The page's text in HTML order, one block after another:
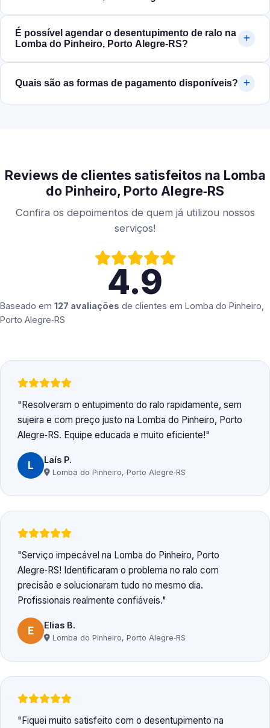
É possível agendar o desentupimento de ralo na
Lomba do Pinheiro, Porto Alegre‑RS?
Quais são as formas de pagamento disponíveis?
Reviews de clientes satisfeitos na Lomba
do Pinheiro, Porto Alegre‑RS
Confira os depoimentos de quem já utilizou nossos
serviços!
4.9
Baseado em 127 avaliações de clientes em Lomba do Pinheiro,
Porto Alegre‑RS
Resolveram o entupimento do ralo rapidamente, sem
sujeira e com preço justo na Lomba do Pinheiro, Porto
Alegre‑RS. Equipe educada e muito eficiente!
L Laís P.
Lomba do Pinheiro, Porto Alegre‑RS
Serviço impecável na Lomba do Pinheiro, Porto
Alegre‑RS! Identificaram o problema no ralo com
precisão e solucionaram tudo no mesmo dia.
Profissionais realmente confiáveis.
E Elias B.
Lomba do Pinheiro, Porto Alegre‑RS
Fiquei muito satisfeito com o desentupimento na